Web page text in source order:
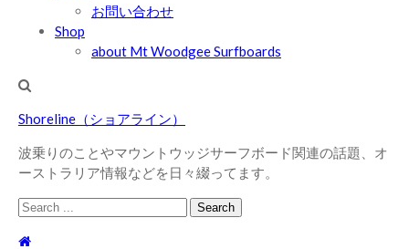
お問い合わせ
Shop
about Mt Woodgee Surfboards
Shoreline（ショアライン）
波乗りのことやマウントウッジサーフボード関連の話題、オ
ーストラリア情報などを日々綴ってます。
Search